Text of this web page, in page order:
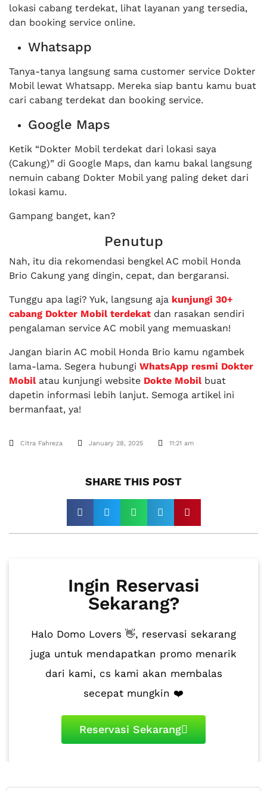
lokasi cabang terdekat, lihat layanan yang tersedia,
dan booking service online.
Whatsapp
Tanya-tanya langsung sama customer service Dokter
Mobil lewat Whatsapp. Mereka siap bantu kamu buat
cari cabang terdekat dan booking service.
Google Maps
Ketik “Dokter Mobil terdekat dari lokasi saya
(Cakung)” di Google Maps, dan kamu bakal langsung
nemuin cabang Dokter Mobil yang paling deket dari
lokasi kamu.
Gampang banget, kan?
Penutup
Nah, itu dia rekomendasi bengkel AC mobil Honda
Brio Cakung yang dingin, cepat, dan bergaransi.
Tunggu apa lagi? Yuk, langsung aja kunjungi 30+
cabang Dokter Mobil terdekat dan rasakan sendiri
pengalaman service AC mobil yang memuaskan!
Jangan biarin AC mobil Honda Brio kamu ngambek
lama-lama. Segera hubungi WhatsApp resmi Dokter
Mobil atau kunjungi website Dokte Mobilbuat
dapetin informasi lebih lanjut. Semoga artikel ini
bermanfaat, ya!
Citra Fahreza January 28, 2025 11:21 am
SHARE THIS POST​
Ingin Reservasi
Sekarang?
Halo Domo Lovers 👋, reservasi sekarang
juga untuk mendapatkan promo menarik
dari kami, cs kami akan membalas
secepat mungkin ❤️
Reservasi Sekarang